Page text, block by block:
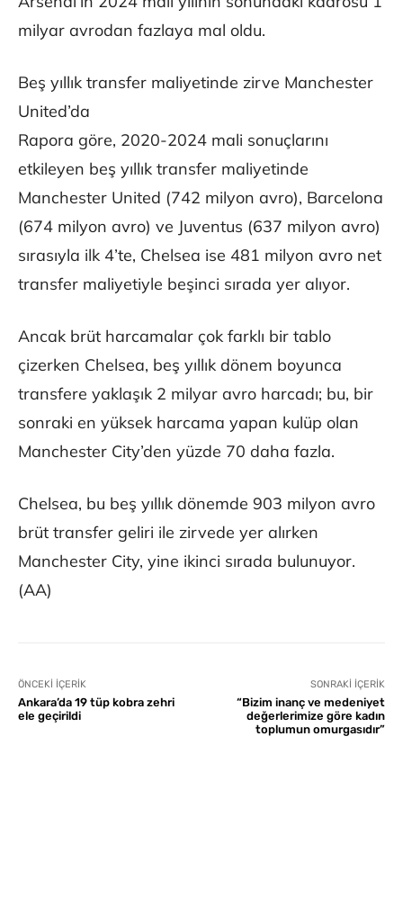
milyar avrodan fazlaya mal oldu.
Beş yıllık transfer maliyetinde zirve Manchester
United’da
Rapora göre, 2020-2024 mali sonuçlarını
etkileyen beş yıllık transfer maliyetinde
Manchester United (742 milyon avro), Barcelona
(674 milyon avro) ve Juventus (637 milyon avro)
sırasıyla ilk 4’te, Chelsea ise 481 milyon avro net
transfer maliyetiyle beşinci sırada yer alıyor.
Ancak brüt harcamalar çok farklı bir tablo
çizerken Chelsea, beş yıllık dönem boyunca
transfere yaklaşık 2 milyar avro harcadı; bu, bir
sonraki en yüksek harcama yapan kulüp olan
Manchester City’den yüzde 70 daha fazla.
Chelsea, bu beş yıllık dönemde 903 milyon avro
brüt transfer geliri ile zirvede yer alırken
Manchester City, yine ikinci sırada bulunuyor.
(AA)
ÖNCEKI İÇERIK
Ankara’da 19 tüp kobra zehri
ele geçirildi
SONRAKI İÇERIK
“Bizim inanç ve medeniyet
değerlerimize göre kadın
toplumun omurgasıdır”